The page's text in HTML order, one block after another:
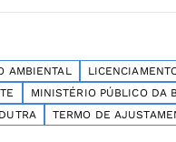
AMBIENTAL
MINISTÉRIO PÚBLICO DA
TERMO DE